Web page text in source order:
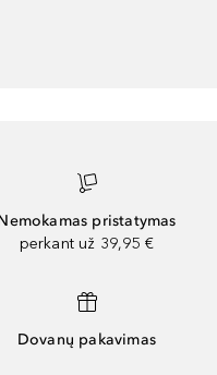
pristatymas
perkant už 39,95 €
Dovanų pakavimas